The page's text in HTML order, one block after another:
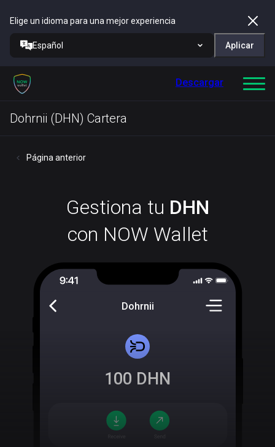
Elige un idioma para una mejor experiencia
Español Aplicar
Descargar
Dohrnii (DHN) Cartera
Página anterior
Gestiona tu DHN
con NOW Wallet
Dohrnii
100 DHN